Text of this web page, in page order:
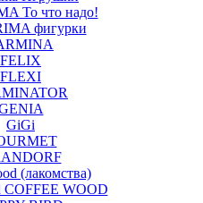
То что надо!
фигурки
FELIX
FLEXI
GiGi
(лакомства)
COFFEE WOOD